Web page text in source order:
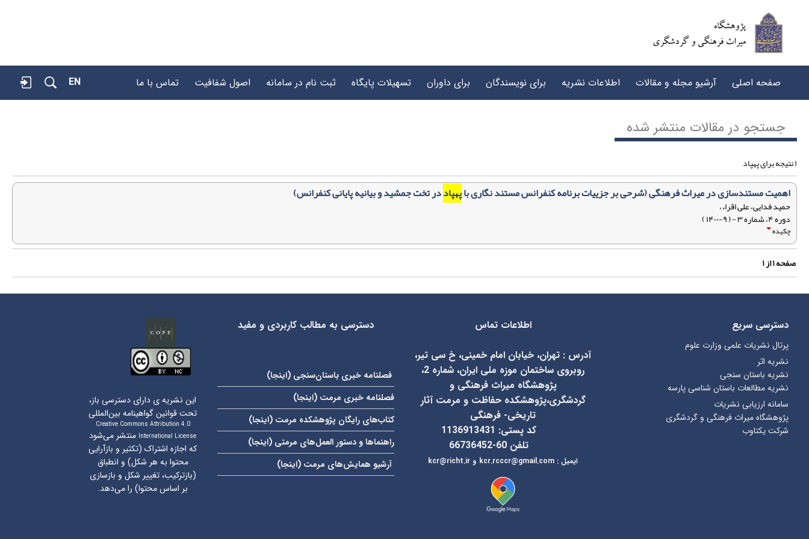
صفحه اصلی آرشیو مجله و مقالات اطلاعات نشریه برای نویسندگان برای داوران تسهیلات پایگاه ثبت نام در سامانه اصول شفافیت تماس با ما EN
جستجو در مقالات منتشر شده
۱ نتیجه برای پهپاد
اهمیت مستندسازی در میراث فرهنگی (شرحی بر جزییات برنامه کنفرانس مستند نگاری باپهپاددر تخت جمشید و بیانیه پایانی کنفرانس)
حمید فدایی، علی اقراء،
دوره ۴، شماره ۳ - ( ۹-۱۴۰۰ )
چکیده
صفحه۱از۱
دسترسی سریع
پرتال نشریات علمی وزارت علوم
نشریه اثر
نشریه باستان سنجی
نشریه مطالعات باستان شناسی پارسه
سامانه ارزیابی نشریات
پژوهشگاه میراث فرهنگی و گردشگری
شرکت یکتاوب
اطلاعات تماس
آدرس : تهران، خیابان امام خمینی، خ سی تیر،
روبروی ساختمان موزه ملی ایران، شماره 2،
پژوهشگاه میراث فرهنگی و
گردشگری،پژوهشکده حفاظت و مرمت آثار
تاریخی- فرهنگی
کد پستی: 1136913431
تلفن 60-66736452
ایمیل: و kcr.rcccr@gmail.com
دسترسی به مطالب کاربردی و مفید
فصلنامه خبری باستان‌سنجی (اینجا)
فصلنامه خبری مرمت (اینجا)
کتاب‌های رایگان پژوهشکده مرمت (اینجا)
راهنماها و دستور العمل‌های مرمتی (اینجا)
آرشیو همایش‌های مرمت (اینجا)
این نشریه ی دارای دسترسی باز،
تحت قوانین گواهینامه بین‌المللی
Creative Commons Attribution 4.0
International License منتشر می‌شود
که اجازه اشتراک (تکثیر و بازآرایی
محتوا به هر شکل) و انطباق
(بازترکیب، تغییر شکل و بازسازی
بر اساس محتوا) را می‌دهد.